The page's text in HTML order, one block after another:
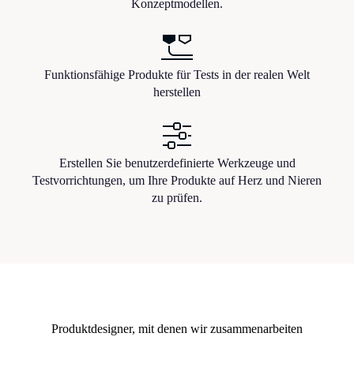
Konzeptmodellen.
Funktionsfähige Produkte für Tests in der realen Welt
herstellen
Erstellen Sie benutzerdefinierte Werkzeuge und
Testvorrichtungen, um Ihre Produkte auf Herz und Nieren
zu prüfen.
Produktdesigner, mit denen wir zusammenarbeiten